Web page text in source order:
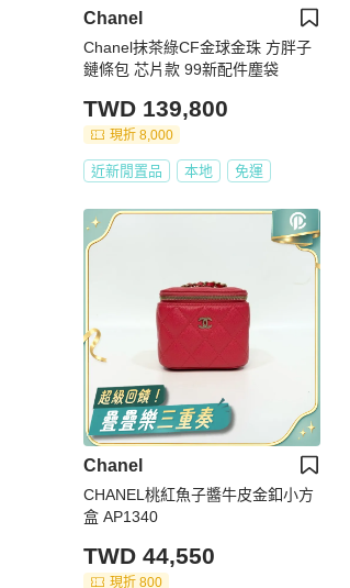
Chanel
Chanel抹茶綠CF金球金珠 方胖子
鏈條包 芯片款 99新配件塵袋
TWD 139,800
現折 8,000
近新閒置品 本地 免運
Chanel
CHANEL桃紅魚子醬牛皮金釦小方
盒 AP1340
TWD 44,550
現折 800